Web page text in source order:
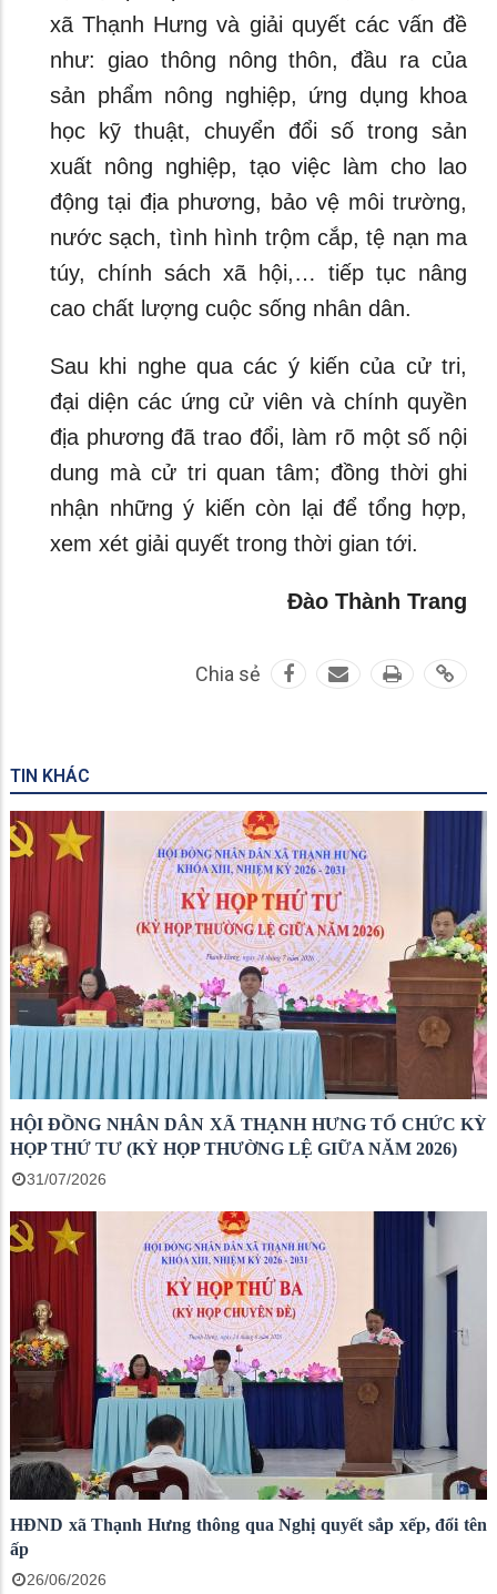
xã Thạnh Hưng và giải quyết các vấn đề
như: giao thông nông thôn, đầu ra của
sản phẩm nông nghiệp, ứng dụng khoa
học kỹ thuật, chuyển đổi số trong sản
xuất nông nghiệp, tạo việc làm cho lao
động tại địa phương, bảo vệ môi trường,
nước sạch, tình hình trộm cắp, tệ nạn ma
túy, chính sách xã hội,… tiếp tục nâng
cao chất lượng cuộc sống nhân dân.
Sau khi nghe qua các ý kiến của cử tri,
đại diện các ứng cử viên và chính quyền
địa phương đã trao đổi, làm rõ một số nội
dung mà cử tri quan tâm; đồng thời ghi
nhận những ý kiến còn lại để tổng hợp,
xem xét giải quyết trong thời gian tới.
Đào Thành Trang
Chia sẻ
TIN KHÁC
HỘI ĐỒNG NHÂN DÂN XÃ THẠNH HƯNG TỔ CHỨC KỲ
HỌP THỨ TƯ (KỲ HỌP THƯỜNG LỆ GIỮA NĂM 2026)
31/07/2026
HĐND xã Thạnh Hưng thông qua Nghị quyết sắp xếp, đổi tên
ấp
26/06/2026